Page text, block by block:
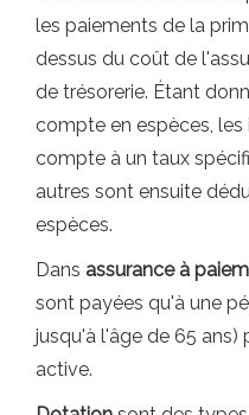
les paiements de la
dessus du coût de
de trésorerie. Étant
compte en espèces,
compte à un taux
autres sont ensuite
espèces.
Dans assurance à
sont payées qu'à une
jusqu'à l'âge de 65
active.